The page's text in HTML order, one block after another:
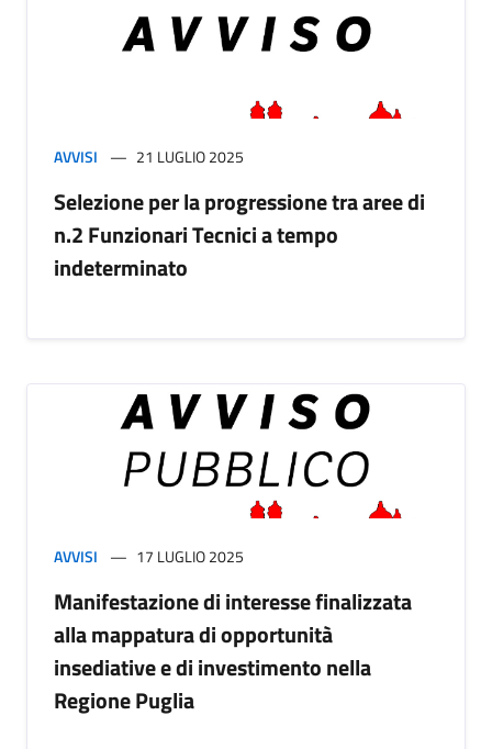
AVVISI 21 LUGLIO 2025
Selezione per la progressione tra aree di
n.2 Funzionari Tecnici a tempo
indeterminato
AVVISI 17 LUGLIO 2025
Manifestazione di interesse finalizzata
alla mappatura di opportunità
insediative e di investimento nella
Regione Puglia